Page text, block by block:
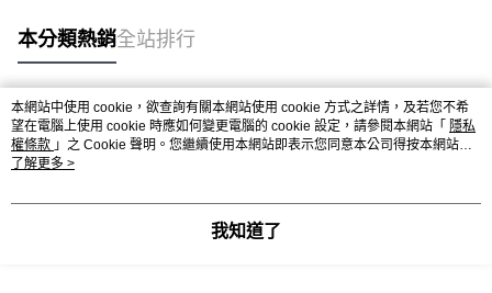
本分類熱銷全站排行
熱門標籤
本網站中使用 cookie，欲查詢有關本網站使用 cookie 方式之詳情，及若您不希
望在電腦上使用 cookie 時應如何變更電腦的 cookie 設定，請參閱本網站「 隱私
權條款 」之 Cookie 聲明。您繼續使用本網站即表示您同意本公司得按本網站使
用條款之 Cookie 聲明使用 cookie。
了解更多 >
我知道了